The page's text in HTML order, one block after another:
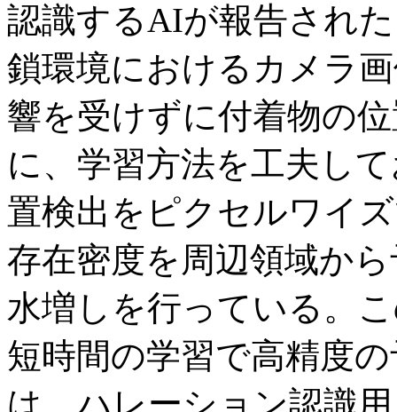
認識するAIが報告され
鎖環境におけるカメラ
響を受けずに付着物の
に、学習方法を工夫し
置検出をピクセルワイ
存在密度を周辺領域か
水増しを行っている。
短時間の学習で高精度
は、ハレーション認識